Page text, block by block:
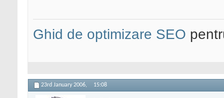
Ghid de optimizare SEO
23rd January 2006, 15:08